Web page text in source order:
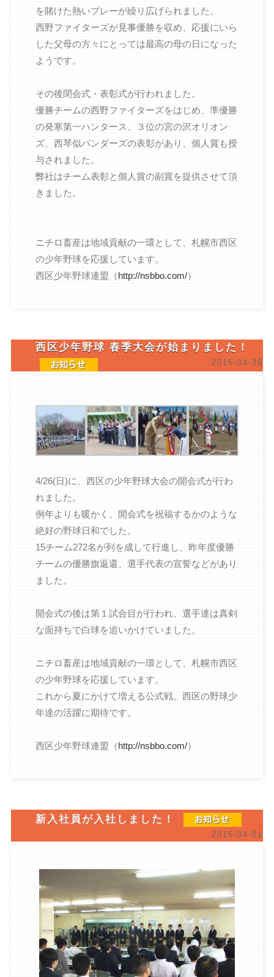
を賭けた熱いプレーが繰り広げられました。
西野ファイターズが見事優勝を収め、応援にいら
した父母の方々にとっては最高の母の日になった
ようです。
その後閉会式・表彰式が行われました。
優勝チームの西野ファイターズをはじめ、準優勝
の発寒第一ハンタース、３位の宮の沢オリオン
ズ、西琴似パンダーズの表彰があり、個人賞も授
与されました。
弊社はチーム表彰と個人賞の副賞を提供させて頂
きました。
ニチロ畜産は地域貢献の一環として、札幌市西区
の少年野球を応援しています。
西区少年野球連盟（http://nsbbo.com/）
西区少年野球 春季大会が始まりました！
2015-04-26
4/26(日)に、西区の少年野球大会の開会式が行わ
れました。
例年よりも暖かく、開会式を祝福するかのような
絶好の野球日和でした。
15チーム272名が列を成して行進し、昨年度優勝
チームの優勝旗返還、選手代表の宣誓などがあり
ました。
開会式の後は第１試合目が行われ、選手達は真剣
な面持ちで白球を追いかけていました。
ニチロ畜産は地域貢献の一環として、札幌市西区
の少年野球を応援しています。
これから夏にかけて増える公式戦。西区の野球少
年達の活躍に期待です。
西区少年野球連盟（http://nsbbo.com/）
新入社員が入社しました！
2015-04-01